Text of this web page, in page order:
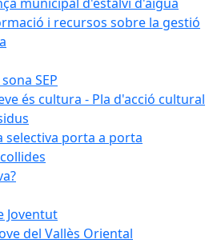
i recursos sobre la gestió
SEP
és cultura - Pla d'acció cultural
selectiva porta a porta
Joventut
del Vallès Oriental